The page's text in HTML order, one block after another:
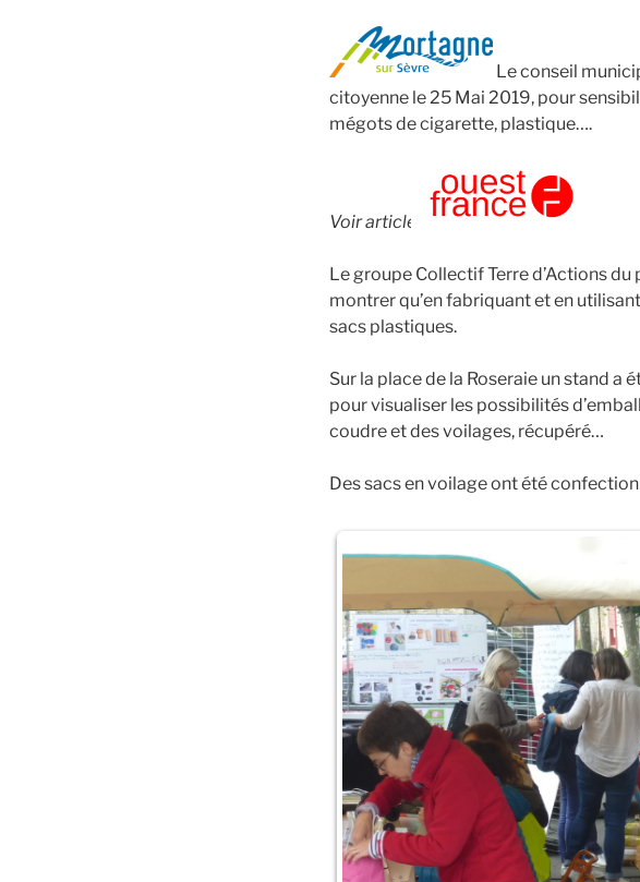
Le conseil
citoyenne le 25 Mai 2019, pour
mégots de cigarette, plastique….
Voir article
Le groupe Collectif Terre d’Actions
montrer qu’en fabriquant et en
sacs plastiques.
Sur la place de la Roseraie un stand
pour visualiser les possibilités
coudre et des voilages, récupéré…
Des sacs en voilage ont été